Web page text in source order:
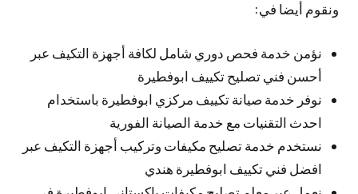
ونقوم أيضا في:
نؤمن خدمة فحص دوري شامل لكافة أجهزة التكيف عبر
أحسن فني تصليح تكييف ابوفطيرة
نوفر خدمة صيانة تكييف مركزي ابوفطيرة باستخدام
احدث التقنيات مع خدمة الصيانة الفورية
نستخدم خدمة تصليح مكيفات وتركيب أجهزة التكيف عبر
افضل فني تكييف ابوفطيرة هندي